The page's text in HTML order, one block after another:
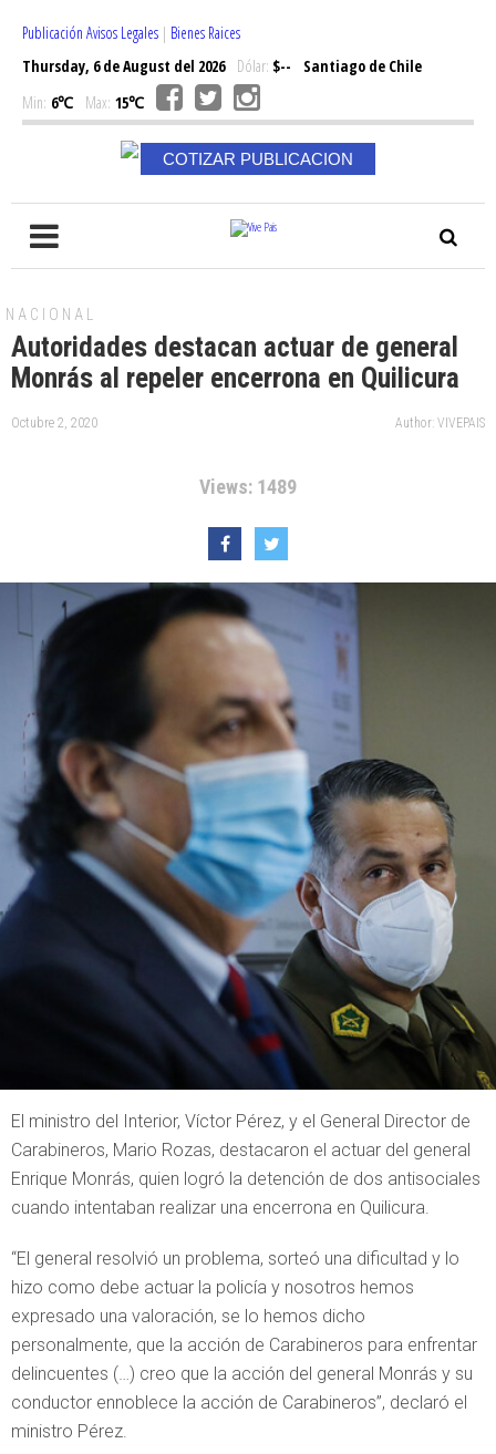
Publicación Avisos Legales | Bienes Raices
Thursday, 6 de August del 2026Dólar: $--
Santiago de Chile
Min: 6℃ Max: 15℃
COTIZAR PUBLICACION
NACIONAL
Autoridades destacan actuar de general
Monrás al repeler encerrona en Quilicura
Octubre 2, 2020 Author: VIVEPAIS
Views: 1489
El ministro del Interior, Víctor Pérez, y el General Director de
Carabineros, Mario Rozas, destacaron el actuar del general
Enrique Monrás, quien logró la detención de dos antisociales
cuando intentaban realizar una encerrona en Quilicura.
“El general resolvió un problema, sorteó una dificultad y lo
hizo como debe actuar la policía y nosotros hemos
expresado una valoración, se lo hemos dicho
personalmente, que la acción de Carabineros para enfrentar
delincuentes (…) creo que la acción del general Monrás y su
conductor ennoblece la acción de Carabineros”, declaró el
ministro Pérez.